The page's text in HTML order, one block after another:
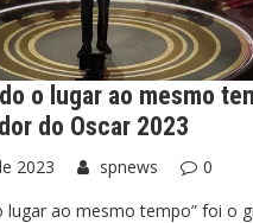
o lugar ao mesmo
do Oscar 2023
2023 spnews
0
lugar ao mesmo tempo” foi o